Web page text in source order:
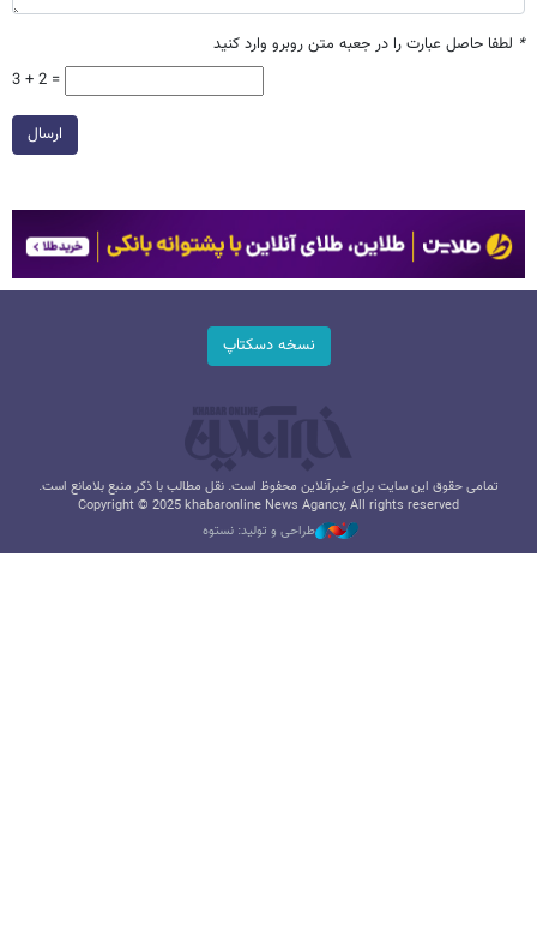
* لطفا حاصل عبارت را در جعبه متن روبرو وارد کنید
3 + 2 =
ارسال
نسخه دسکتاپ
تمامی حقوق این سایت برای خبرآنلاین محفوظ است. نقل مطالب با ذکر منبع بلامانع است.
Copyright © 2025 khabaronline News Agancy, All rights reserved
طراحی و تولید: نستوه